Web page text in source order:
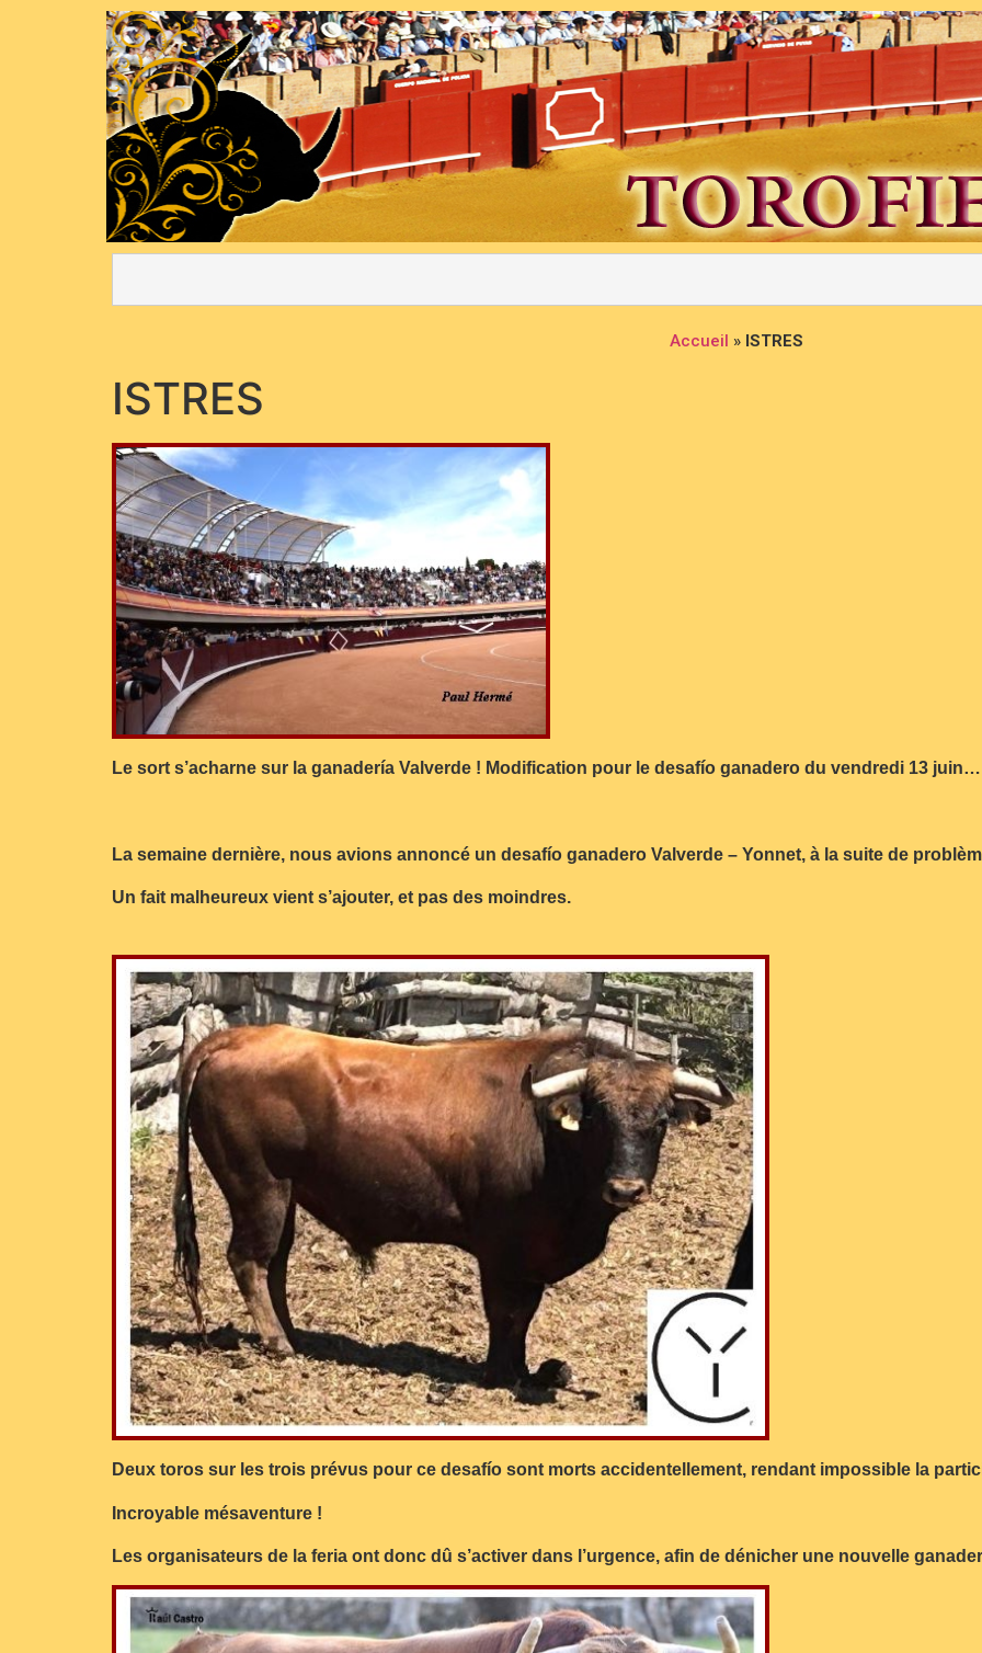
Accueil » ISTRES
ISTRES
Le sort s’acharne sur la ganadería Valverde ! Modification pour le desafío ganadero du vendredi 13 juin…
La semaine dernière, nous avions annoncé un desafío ganadero Valverde – Yonnet, à la suite de
Un fait malheureux vient s’ajouter, et pas des moindres.
Deux toros sur les trois prévus pour ce desafío sont morts accidentellement, rendant impossible la
Incroyable mésaventure !
Les organisateurs de la feria ont donc dû s’activer dans l’urgence, afin de dénicher une nouvelle